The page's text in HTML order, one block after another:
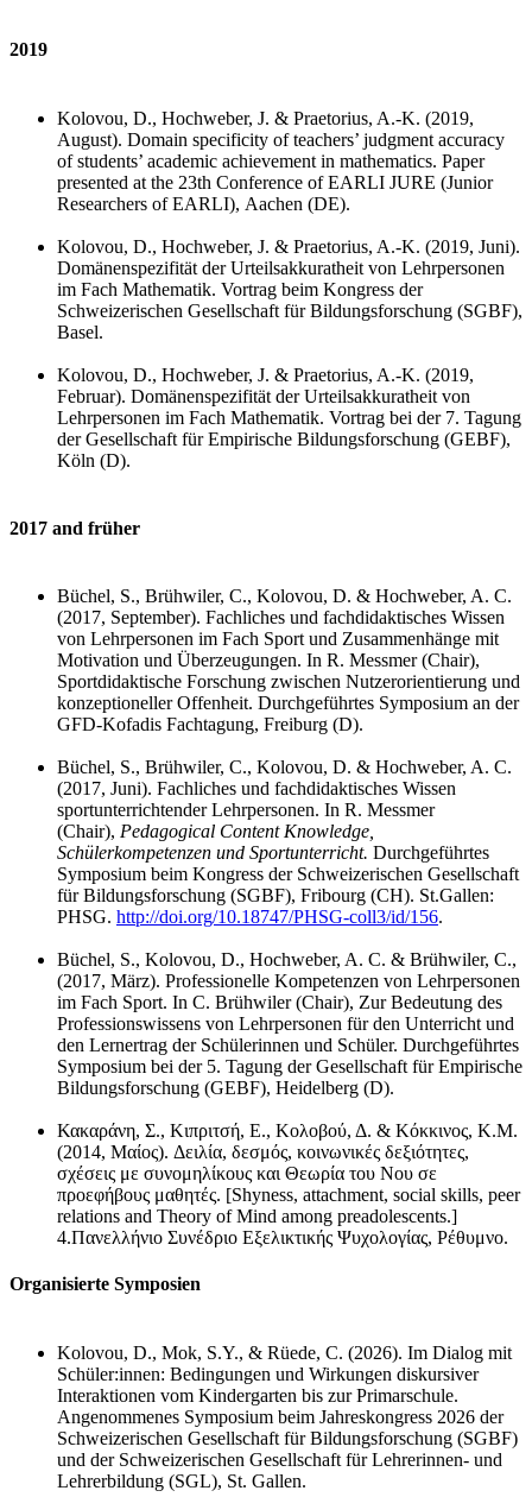
2019
Kolovou, D., Hochweber, J. & Praetorius, A.-K. (2019,
August). Domain specificity of teachers’ judgment accuracy
of students’ academic achievement in mathematics. Paper
presented at the 23th Conference of EARLI JURE (Junior
Researchers of EARLI), Aachen (DE).
Kolovou, D., Hochweber, J. & Praetorius, A.-K. (2019, Juni).
Domänenspezifität der Urteilsakkuratheit von Lehrpersonen
im Fach Mathematik. Vortrag beim Kongress der
Schweizerischen Gesellschaft für Bildungsforschung (SGBF),
Basel.
Kolovou, D., Hochweber, J. & Praetorius, A.-K. (2019,
Februar). Domänenspezifität der Urteilsakkuratheit von
Lehrpersonen im Fach Mathematik. Vortrag bei der 7. Tagung
der Gesellschaft für Empirische Bildungsforschung (GEBF),
Köln (D).
2017 and früher
Büchel, S., Brühwiler, C., Kolovou, D. & Hochweber, A. C.
(2017, September). Fachliches und fachdidaktisches Wissen
von Lehrpersonen im Fach Sport und Zusammenhänge mit
Motivation und Überzeugungen. In R. Messmer (Chair),
Sportdidaktische Forschung zwischen Nutzerorientierung und
konzeptioneller Offenheit. Durchgeführtes Symposium an der
GFD-Kofadis Fachtagung, Freiburg (D).
Büchel, S., Brühwiler, C., Kolovou, D. & Hochweber, A. C.
(2017, Juni). Fachliches und fachdidaktisches Wissen
sportunterrichtender Lehrpersonen. In R. Messmer
(Chair), Pedagogical Content Knowledge,
Schülerkompetenzen und Sportunterricht. Durchgeführtes
Symposium beim Kongress der Schweizerischen Gesellschaft
für Bildungsforschung (SGBF), Fribourg (CH). St.Gallen:
PHSG. http://doi.org/10.18747/PHSG-coll3/id/156.
Büchel, S., Kolovou, D., Hochweber, A. C. & Brühwiler, C.,
(2017, März). Professionelle Kompetenzen von Lehrpersonen
im Fach Sport. In C. Brühwiler (Chair), Zur Bedeutung des
Professionswissens von Lehrpersonen für den Unterricht und
den Lernertrag der Schülerinnen und Schüler. Durchgeführtes
Symposium bei der 5. Tagung der Gesellschaft für Empirische
Bildungsforschung (GEBF), Heidelberg (D).
Κακαράνη, Σ., Κιπριτσή, E., Κολοβού, Δ. & Κόκκινος, Κ.M.
(2014, Μαίος). Δειλία, δεσμός, κοινωνικές δεξιότητες,
σχέσεις με συνομηλίκους και Θεωρία του Νου σε
προεφήβους μαθητές. [Shyness, attachment, social skills, peer
relations and Theory of Mind among preadolescents.]
4.Πανελλήνιο Συνέδριο Εξελικτικής Ψυχολογίας, Ρέθυμνο.
Organisierte Symposien
Kolovou, D., Mok, S.Y., & Rüede, C. (2026). Im Dialog mit
Schüler:innen: Bedingungen und Wirkungen diskursiver
Interaktionen vom Kindergarten bis zur Primarschule.
Angenommenes Symposium beim Jahreskongress 2026 der
Schweizerischen Gesellschaft für Bildungsforschung (SGBF)
und der Schweizerischen Gesellschaft für Lehrerinnen- und
Lehrerbildung (SGL), St. Gallen.